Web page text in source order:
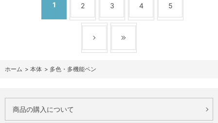
1 2 3 4 5
ホーム > 本体 > 多色・多機能ペン
商品の購入について